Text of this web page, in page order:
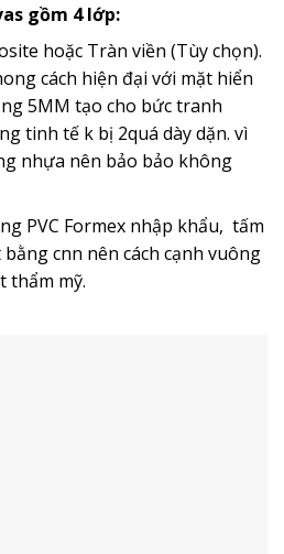
gồm 4 lớp:
hoặc Tràn viền (Tùy chọn).
cách hiện đại với mặt hiển
5MM tạo cho bức tranh
tinh tế k bị 2quá dày dặn. vì
nhựa nên bảo bảo không
PVC Formex nhập khẩu, tấm
cnn nên cách cạnh vuông
thẩm mỹ.